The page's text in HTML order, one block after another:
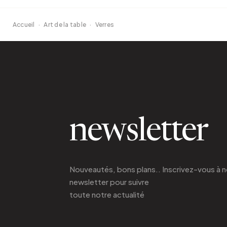
Accueil · Art de la table · Verres
newsletter
Nouveautés, bons plans.. Inscrivez-vous à
newsletterpour suivre
toute notre actualité